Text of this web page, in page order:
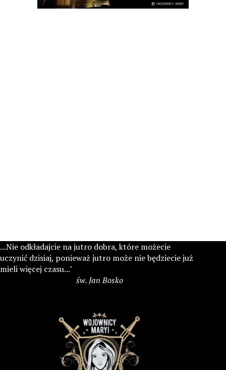
...Nie odkładajcie na jutro dobra, które możecie
uczynić dzisiaj, ponieważ jutro może nie będziecie już
mieli więcej czasu..."
św. Jan Bosko